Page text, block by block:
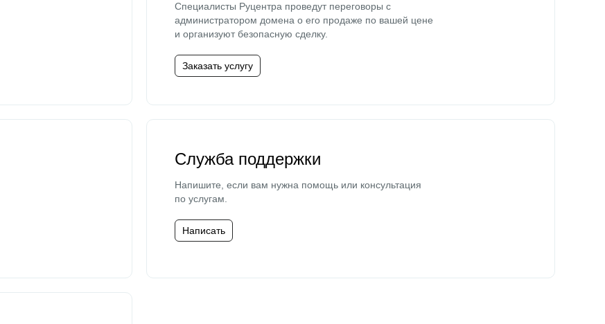
Специалисты Руцентра проведут переговоры с
администратором домена о его продаже по вашей цене
и организуют безопасную сделку.
Заказать услугу
Служба поддержки
Напишите, если вам нужна помощь или консультация
по услугам.
Написать